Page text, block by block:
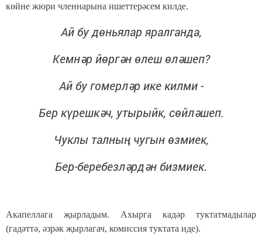
көйне жюри членнарына ишеттерәсем килде.
Ай бу дөньялар яралганда,
Кемнәр йөргән өлеш өләшеп?
Ай бу гомерләр ике килми -
Бер күрешкәч, утырыйк, сөйләшеп.
Чуклы талның чугын өзмиек,
Бер-беребезләрдән бизмиек.
Акапеллага җырладым. Ахырга кадәр туктатмадылар
(гадәттә, әзрәк җырлагач, комиссия туктата иде).